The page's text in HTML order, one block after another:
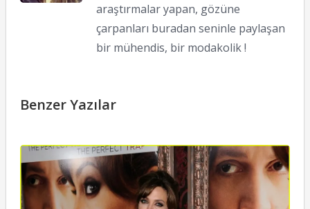
araştırmalar yapan, gözüne
çarpanları buradan seninle paylaşan
bir mühendis, bir modakolik !
Benzer Yazılar